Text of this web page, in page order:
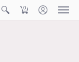
0